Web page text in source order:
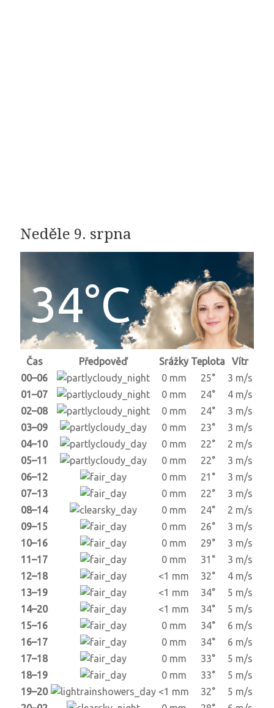
Neděle 9. srpna
34°C
Čas Předpověď Srážky Teplota
Vítr
00–06
0 mm 25°
3 m/s
01–07
0 mm 24°
4 m/s
02–08
0 mm 24°
3 m/s
03–09
0 mm 23°
3 m/s
04–10
0 mm 22°
2 m/s
05–11
0 mm 22°
3 m/s
06–12
0 mm 21°
3 m/s
07–13
0 mm 22°
3 m/s
08–14
0 mm 24°
2 m/s
09–15
0 mm 26°
3 m/s
10–16
0 mm 29°
3 m/s
11–17
0 mm 31°
3 m/s
12–18
<1 mm 32°
4 m/s
13–19
<1 mm 34°
5 m/s
14–20
<1 mm 34°
5 m/s
15–16
0 mm 34°
6 m/s
16–17
0 mm 34°
6 m/s
17–18
0 mm 33°
5 m/s
18–19
0 mm 33°
5 m/s
19–20
<1 mm 32°
5 m/s